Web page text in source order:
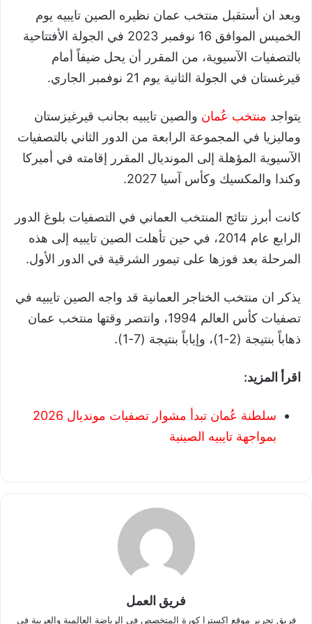
وبعد ان أستقبل منتخب عمان نظيره الصين تايبيه يوم
الخميس الموافق 16 نوفمبر 2023 في الجولة الأفتتاحية
بالتصفيات الآسيوية، من المقرر أن يحل ضيفاً أمام
قيرغستان في الجولة الثانية يوم 21 نوفمبر الجاري.
يتواجد منتخب عُمان والصين تايبيه بجانب قيرغيزستان
وماليزيا في المجموعة الرابعة من الدور الثاني بالتصفيات
الآسيوية المؤهلة إلى المونديال المقرر إقامته في أميركا
وكندا والمكسيك وكأس آسيا 2027.
كانت أبرز نتائج المنتخب العماني في التصفيات بلوغ الدور
الرابع عام 2014، في حين تأهلت الصين تايبيه إلى هذه
المرحلة بعد فوزها على تيمور الشرقية في الدور الأول.
يذكر ان منتخب الخناجر العمانية قد واجه الصين تايبيه في
تصفيات كأس العالم 1994، وانتصر وقتها منتخب عمان
ذهاباً بنتيجة (2-1)، وإياباً بنتيجة (7-1).
اقرأ المزيد:
سلطنة عُمان تبدأ مشوار تصفيات مونديال 2026
بمواجهة تايبيه الصينية
فريق العمل
فريق تحرير موقع اكسترا كورة المتخصص في الرياضة العالمية والعربية في